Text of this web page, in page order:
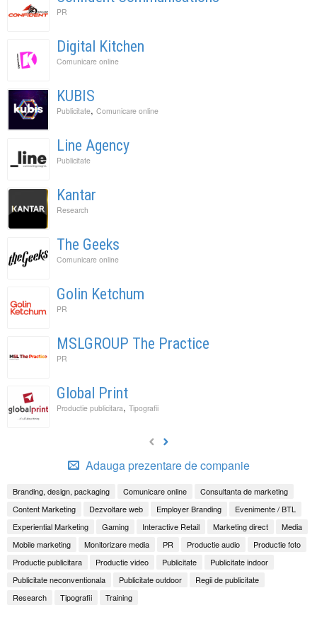
PR
Digital Kitchen
Comunicare online
KUBIS
Publicitate, Comunicare online
Line Agency
Publicitate
Kantar
Research
The Geeks
Comunicare online
Golin Ketchum
PR
MSLGROUP The Practice
PR
Global Print
Productie publicitara, Tipografii
Adauga prezentare de companie
Branding, design, packaging Comunicare online
Consultanta de marketing
Content Marketing
Dezvoltare web Employer Branding
Evenimente / BTL
Experiential Marketing
Gaming Interactive Retail Marketing direct
Media
Mobile marketing
Monitorizare media PR Productie audio
Productie foto
Productie publicitara
Productie video Publicitate
Publicitate indoor
Publicitate neconventionala
Publicitate outdoor
Regii de publicitate
Research
Tipografii Training